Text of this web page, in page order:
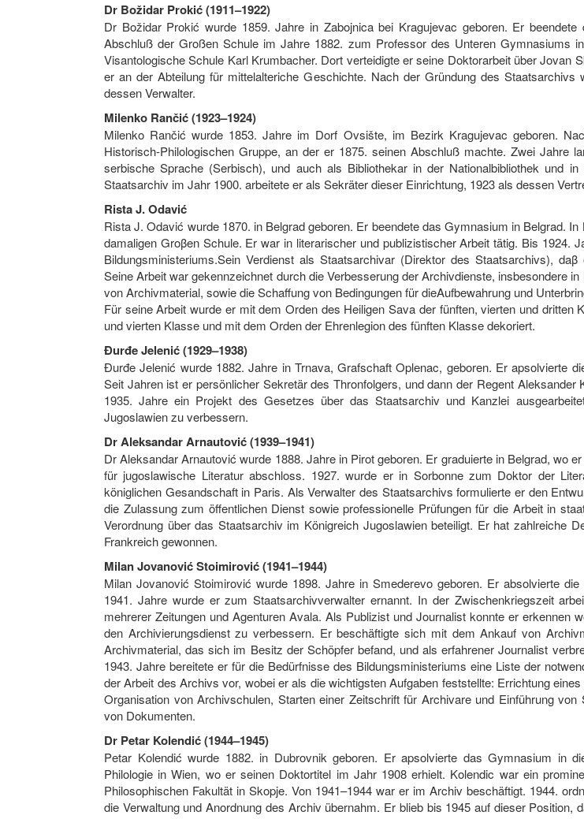
Dr Božidar Prokić (1911–1922)
Dr Božidar Prokić wurde 1859. Jahre in Zabojnica bei Kragujevac geboren. Er
Abschluß der Großen Schule im Jahre 1882. zum Professor des Unteren Gymnasiums
Visantologische Schule Karl Krumbacher. Dort verteidigte er seine Doktorarbeit über Jovan
er an der Abteilung für mittelalteriche Geschichte. Nach der Gründung des
dessen Verwalter.
Milenko Rančić (1923–1924)
Milenko Rančić wurde 1853. Jahre im Dorf Ovsište, im Bezirk Kragujevac geboren.
Historisch-Philologischen Gruppe, an der er 1875. seinen Abschluß machte. Zwei Jahre
serbische Sprache (Serbisch), und auch als Bibliothekar in der Nationalbibliothek und
Staatsarchiv im Jahr 1900. arbeitete er als Sekräter dieser Einrichtung, 1923 als dessen
Rista J. Odavić
Rista J. Odavić wurde 1870. in Belgrad geboren. Er beendete das Gymnasium in Belgrad.
damaligen Groβen Schule. Er war in literarischer und publizistischer Arbeit tätig. Bis 1924.
Bildungsministeriums.Sein Verdienst als Staatsarchivar (Direktor des Staatsarchivs),
Seine Arbeit war gekennzeichnet durch die Verbesserung der Archivdienste, insbesondere
von Archivmaterial, sowie die Schaffung von Bedingungen für dieAufbewahrung und
Für seine Arbeit wurde er mit dem Orden des Heiligen Sava der fünften, vierten und dritten
und vierten Klasse und mit dem Orden der Ehrenlegion des fünften Klasse dekoriert.
Đurđe Jelenić (1929–1938)
Đurđe Jelenić wurde 1882. Jahre in Trnava, Grafschaft Oplenac, geboren. Er apsolvierte
Seit Jahren ist er persönlicher Sekretär des Thronfolgers, und dann der Regent
1935. Jahre ein Projekt des Gesetzes über das Staatsarchiv und Kanzlei
Jugoslawien zu verbessern.
Dr Aleksandar Arnautović (1939–1941)
Dr Aleksandar Arnautović wurde 1888. Jahre in Pirot geboren. Er graduierte in Belgrad, wo
für jugoslawische Literatur abschloss. 1927. wurde er in Sorbonne zum Doktor der
königlichen Gesandschaft in Paris. Als Verwalter des Staatsarchivs formulierte er den
die Zulassung zum öffentlichen Dienst sowie professionelle Prüfungen für die Arbeit in
Verordnung über das Staatsarchiv im Königreich Jugoslawien beteiligt. Er hat zahlreiche
Frankreich gewonnen.
Milan Jovanović Stoimirović (1941–1944)
Milan Jovanović Stoimirović wurde 1898. Jahre in Smederevo geboren. Er absolvierte
1941. Jahre wurde er zum Staatsarchivverwalter ernannt. In der Zwischenkriegszeit
mehrerer Zeitungen und Agenturen Avala. Als Publizist und Journalist konnte er erkennen
den Archivierungsdienst zu verbessern. Er beschäftigte sich mit dem Ankauf von
Archivmaterial, das sich im Besitz der Schöpfer befand, und als erfahrener Journalist
1943. Jahre bereitete er für die Bedürfnisse des Bildungsministeriums eine Liste der
der Arbeit des Archivs vor, wobei er als die wichtigsten Aufgaben feststellte: Errichtung
Organisation von Archivschulen, Starten einer Zeitschrift für Archivare und Einführung von
von Dokumenten.
Dr Petar Kolendić (1944–1945)
Petar Kolendić wurde 1882. in Dubrovnik geboren. Er apsolvierte das Gymnasium in
Philologie in Wien, wo er seinen Doktortitel im Jahr 1908 erhielt. Kolendic war ein
Philosophischen Fakultät in Skopje. Von 1941–1944 war er im Archiv beschäftigt. 1944.
die Verwaltung und Anordnung des Archiv übernahm. Er blieb bis 1945 auf dieser